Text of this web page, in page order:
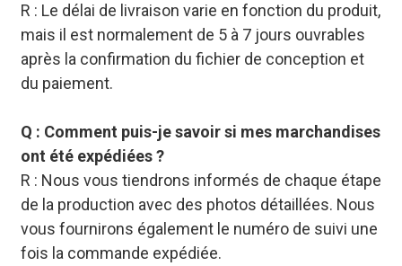
R : Le délai de livraison varie en fonction du produit,
mais il est normalement de 5 à 7 jours ouvrables
après la confirmation du fichier de conception et
du paiement.
Q : Comment puis-je savoir si mes marchandises
ont été expédiées ?
R : Nous vous tiendrons informés de chaque étape
de la production avec des photos détaillées. Nous
vous fournirons également le numéro de suivi une
fois la commande expédiée.